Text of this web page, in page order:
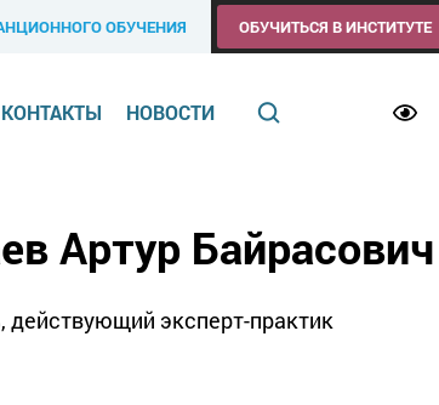
ОБУЧЕНИЯ ОБУЧИТЬСЯ В ИНСТИТУТЕ
КОНТАКТЫ НОВОСТИ
Артур Байрасович
действующий эксперт-практик